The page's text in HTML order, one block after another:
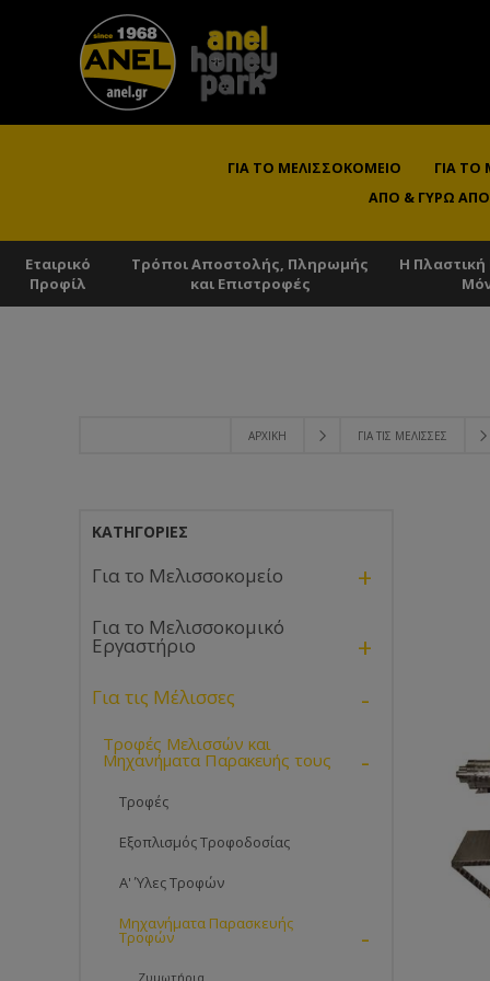
ΓΙΑ ΤΟ ΜΕΛΙΣΣΟΚΟΜΕΊΟ ΓΙΑ ΤΟ
ΑΠΌ & ΓΎΡΩ
Εταιρικό
Προφίλ
Τρόποι Αποστολής, Πληρωμής
και Επιστροφές
Η Πλαστική
ΑΡΧΙΚΉ ΓΙΑ ΤΙΣ ΜΈΛΙΣΣΕΣ
ΚΑΤΗΓΟΡΊΕΣ
Για το Μελισσοκομείο +
Για το Μελισσοκομικό
Εργαστήριο +
Για τις Μέλισσες -
Τροφές Μελισσών και
Μηχανήματα Παρακευής τους -
Τροφές
Εξοπλισμός Τροφοδοσίας
Α' Ύλες Τροφών
Μηχανήματα Παρασκευής
Τροφών -
Ζυμωτήρια